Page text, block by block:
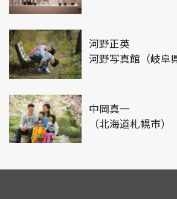
河野正英
河野写真館（岐阜
中岡真一
（北海道札幌市）